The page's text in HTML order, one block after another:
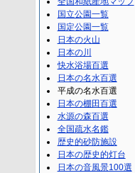
国立公園一覧
国定公園一覧
日本の火山
日本の川
快水浴場百選
日本の名水百選
平成の名水百選
日本の棚田百選
水源の森百選
全国疏水名鑑
歴史的砂防施設
日本の歴史的灯台
日本の音風景100選